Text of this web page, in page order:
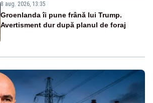
8 aug. 2026, 13:35
Groenlanda îi pune frână lui Trump.
Avertisment dur după planul de foraj